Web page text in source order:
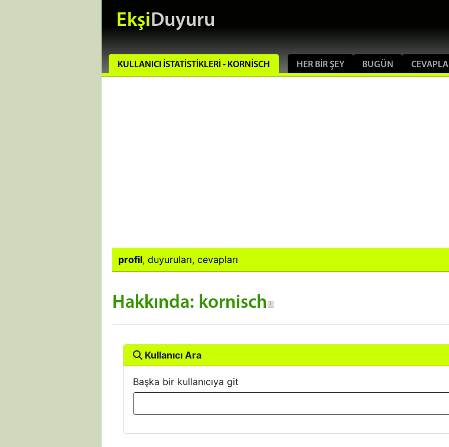
EkşiDuyuru
KULLANICI İSTATISTIKLERI - KORNISCH HER BIR ŞEY BUGÜN CEVAPLA
profil, duyuruları, cevapları
Hakkında: kornisch
Kullanıcı Ara
Başka bir kullanıcıya git